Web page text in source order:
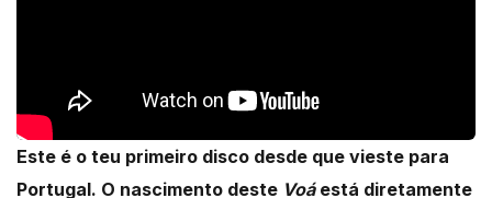
Este é o teu primeiro disco desde que vieste para
Portugal. O nascimento deste Voáestá diretamente